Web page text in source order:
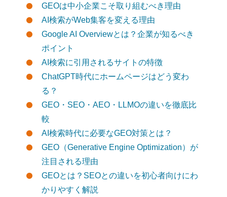
GEOは中小企業こそ取り組むべき理由
AI検索がWeb集客を変える理由
Google AI Overviewとは？企業が知るべき
ポイント
AI検索に引用されるサイトの特徴
ChatGPT時代にホームページはどう変わ
る？
GEO・SEO・AEO・LLMOの違いを徹底比
較
AI検索時代に必要なGEO対策とは？
GEO（Generative Engine Optimization）が
注目される理由
GEOとは？SEOとの違いを初心者向けにわ
かりやすく解説